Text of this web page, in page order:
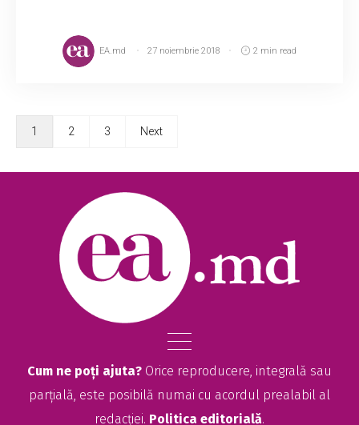
EA.md 27 noiembrie 2018 2 min read
1 2 3 Next
Cum ne poți ajuta? Orice reproducere, integrală sau
parțială, este posibilă numai cu acordul prealabil al
redacției. Politica editorială.